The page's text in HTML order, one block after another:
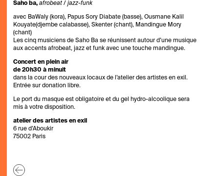
Saho ba, afrobeat / jazz-funk
avec BaWaly (kora), Papus Sory Diabate (basse), Ousmane Kalil
Kouyate(djembe calabasse), Skenter (chant), Mandingue Mory
(chant)
Les cinq musiciens de Saho Ba se réunissent autour d’une musique
aux accents afrobeat, jazz et funk avec une touche mandingue.
Concert en plein air
de 20h30 à minuit
dans la cour des nouveaux locaux de l’atelier des artistes en exil.
Entrée sur donation libre.
Le port du masque est obligatoire et du gel hydro-alcoolique sera
mis à votre disposition.
atelier des artistes en exil
6 rue d’Aboukir
75002 Paris